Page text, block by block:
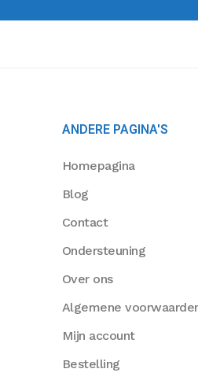
ANDERE PAGINA'S
Homepagina
Blog
Contact
Ondersteuning
Over ons
Algemene
Mijn account
Bestelling